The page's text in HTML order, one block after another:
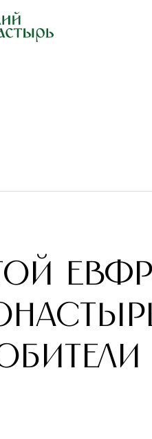
ОБИТЕЛИ КНЯЗЯ